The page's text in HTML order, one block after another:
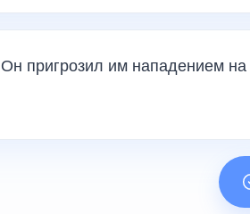
Он пригрозил им нападением на